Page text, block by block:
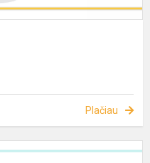
Plačiau